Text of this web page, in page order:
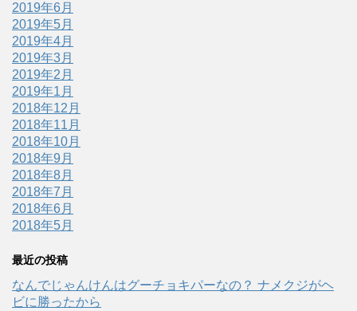
2019年6月
2019年5月
2019年4月
2019年3月
2019年2月
2019年1月
2018年12月
2018年11月
2018年10月
2018年9月
2018年8月
2018年7月
2018年6月
2018年5月
最近の投稿
なんでじゃんけんはグーチョキパーなの？ ナメクジがヘ
ビに勝ったから